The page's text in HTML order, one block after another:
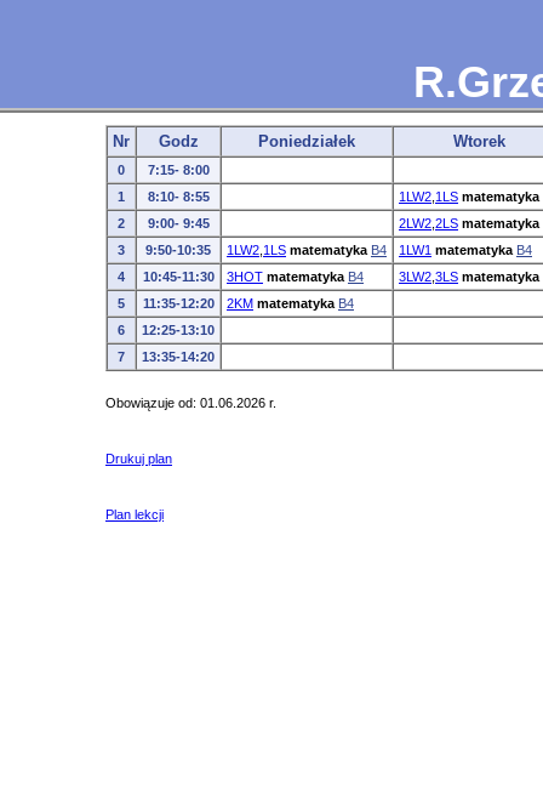
Nr Godz Poniedziałek Wtorek
0
7:15- 8:00
1
8:10- 8:55 1LW2 1LS matematyka
2
9:00- 9:45 2LW2 2LS matematyka
3
9:50-10:35 1LW2 1LS matematyka B4 1LW1 matematyka B4
4
10:45-11:30 3HOT matematyka B4 3LW2 3LS matematyka
5
11:35-12:20 2KM matematyka B4
6
12:25-13:10
7
13:35-14:20
Obowiązuje od: 01.06.2026 r.
Drukuj plan
Plan lekcji